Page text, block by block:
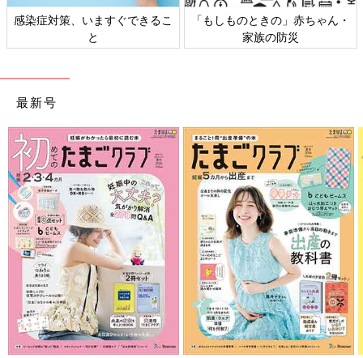
感染症対策、いますぐできるこ
と
「もしものときの」赤ちゃん・
家族の防災
最新号